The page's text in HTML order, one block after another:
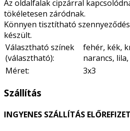
Az oldalfalak cipzárral
tökéletesen záródnak.
Könnyen tisztítható
készült.
Választható színek
(választható):
fehér, kék,
narancs,
Méret:
3x3
Szállítás
INGYENES SZÁLLÍTÁS